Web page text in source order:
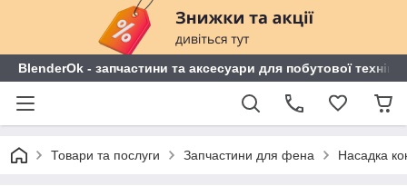
BlenderOk - запчастини та аксесуари для побутової техніки
Товари та послуги Запчастини для фена Насадка